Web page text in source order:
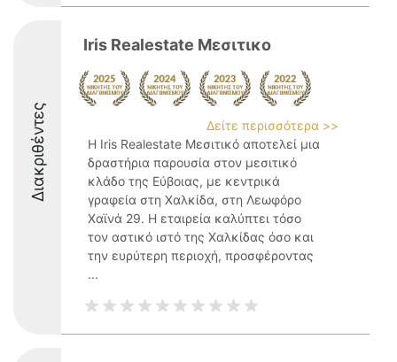
Διακριθέντες
Iris Realestate Μεσιτικο
Δείτε περισσότερα >>
Η Iris Realestate Μεσιτικό αποτελεί μια
δραστήρια παρουσία στον μεσιτικό
κλάδο της Εύβοιας, με κεντρικά
γραφεία στη Χαλκίδα, στη Λεωφόρο
Χαϊνά 29. Η εταιρεία καλύπτει τόσο
τον αστικό ιστό της Χαλκίδας όσο και
την ευρύτερη περιοχή, προσφέροντας
...